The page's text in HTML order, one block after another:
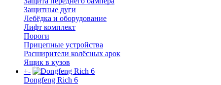
Защитные дуги
Лебёдка и оборудование
Лифт комплект
Пороги
Прицепные устройства
Расширители колёсных арок
Ящик в кузов
+-
Dongfeng Rich 6